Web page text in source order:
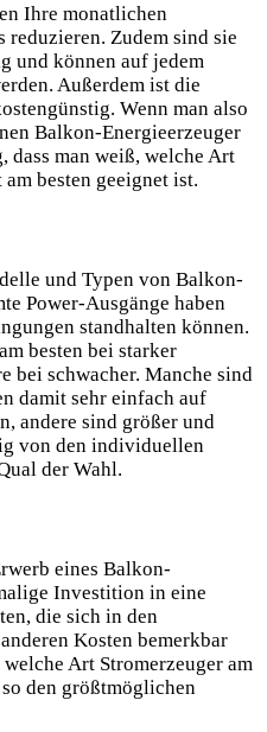
Ihre monatlichen
reduzieren. Zudem sind sie
und können auf jedem
Außerdem ist die
Wenn man also
Balkon-Energieerzeuger
dass man weiß, welche Art
besten geeignet ist.
und Typen von Balkon-
Power-Ausgänge haben
standhalten können.
besten bei starker
bei schwacher. Manche sind
damit sehr einfach auf
andere sind größer und
von den individuellen
der Wahl.
eines Balkon-
Investition in eine
die sich in den
Kosten bemerkbar
Art Stromerzeuger am
den größtmöglichen